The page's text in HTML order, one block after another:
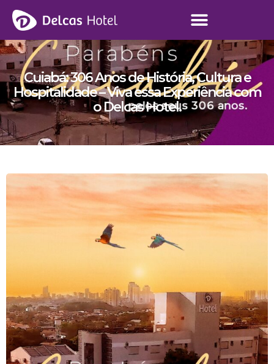
Cuiabá: 306 Anos de História, Cultura e
Hospitalidade – Viva essa Experiência com
o Delcas Hotel.